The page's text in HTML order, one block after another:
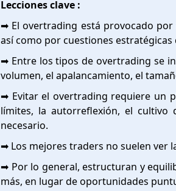
Lecciones clave :
➡️ El overtrading está provocado por
así como por cuestiones
➡️ Entre los tipos de overtrading se
volumen, el apalancamiento, el
➡️ Evitar el overtrading requiere un
límites, la autorreflexión, el cultivo
necesario.
➡️ Los mejores traders no suelen ver
➡️ Por lo general, estructuran y
más, en lugar de oportunidades